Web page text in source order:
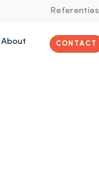
Referenties
About CONTACT